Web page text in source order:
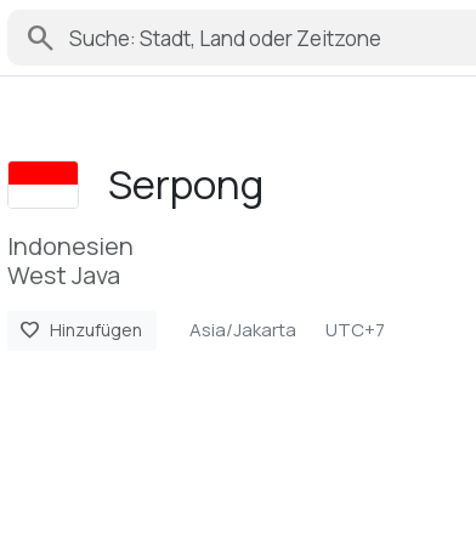
search
Serpong
Indonesien
West Java
favorite Hinzufügen Asia/Jakarta UTC+7